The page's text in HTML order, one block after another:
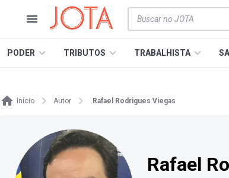
PODER TRIBUTOS TRABALHISTA
Início Autor Rafael Rodrigues Viegas
Rafael